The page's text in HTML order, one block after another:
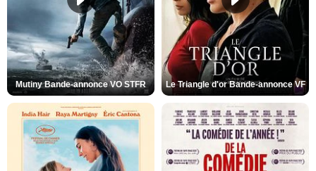
Mutiny Bande-annonce VO STFR Le Triangle d'or Bande-annonce VF